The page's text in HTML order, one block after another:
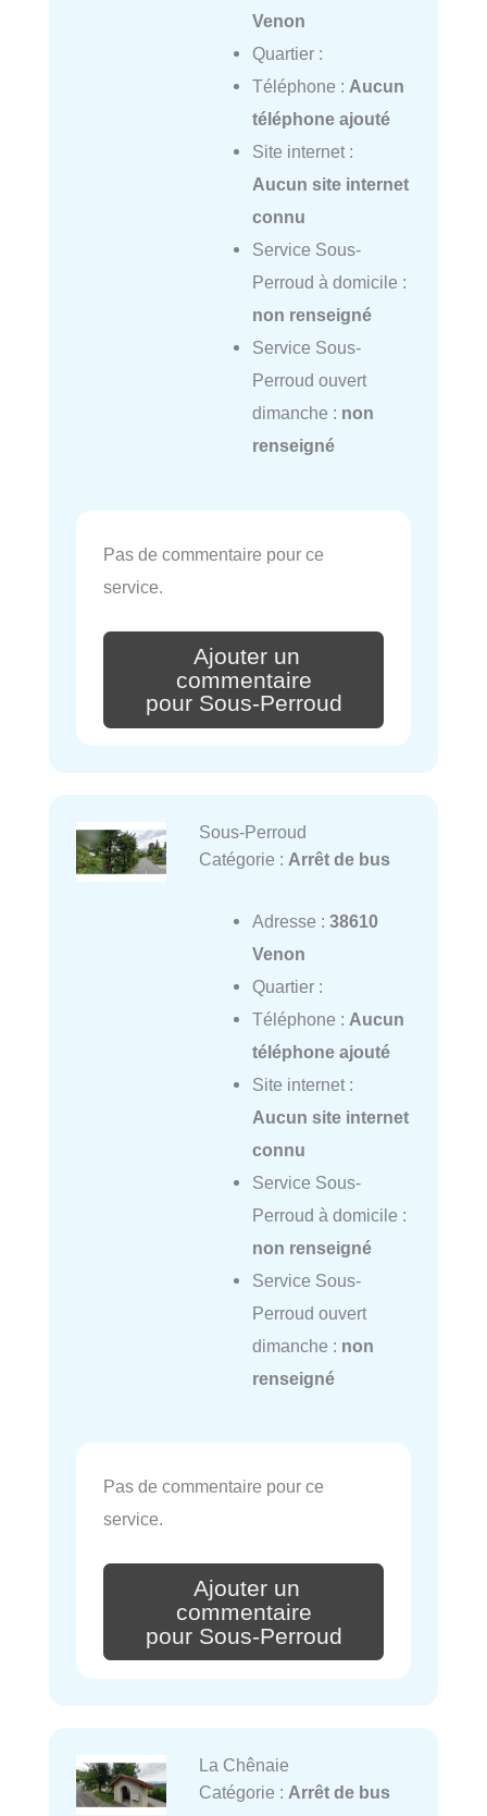
Venon
Quartier :
Téléphone : Aucun
téléphone ajouté
Site internet :
Aucun site internet
connu
Service Sous-
Perroud à domicile :
non renseigné
Service Sous-
Perroud ouvert
dimanche : non
renseigné
Pas de commentaire pour ce
service.
Ajouter un
commentaire
pour Sous-Perroud
Sous-Perroud
Catégorie : Arrêt de bus
Adresse : 38610
Venon
Quartier :
Téléphone : Aucun
téléphone ajouté
Site internet :
Aucun site internet
connu
Service Sous-
Perroud à domicile :
non renseigné
Service Sous-
Perroud ouvert
dimanche : non
renseigné
Pas de commentaire pour ce
service.
Ajouter un
commentaire
pour Sous-Perroud
La Chênaie
Catégorie : Arrêt de bus